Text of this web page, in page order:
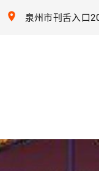
泉州市刊舌入口